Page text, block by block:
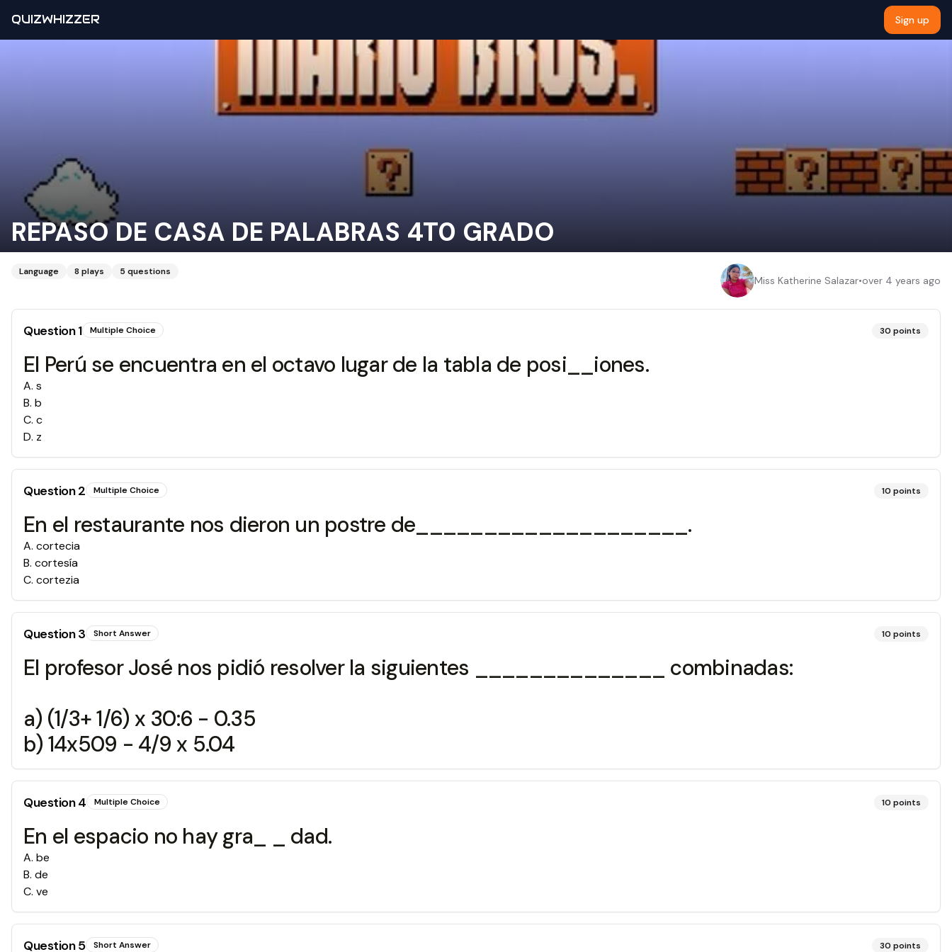
QUIZWHIZZER Sign up
REPASO DE CASA DE PALABRAS 4T0 GRADO
Language 8 plays 5 questions
Miss Katherine Salazar•over 4 years ago
Question1 Multiple Choice 30 points
El Perú se encuentra en el octavo lugar de la tabla de posi__iones.
A. s
B. b
C. c
D. z
Question2 Multiple Choice 10 points
En el restaurante nos dieron un postre de____________________.
A. cortecia
B. cortesía
C. cortezia
Question3 Short Answer 10 points
El profesor José nos pidió resolver la siguientes ______________ combinadas:
a) (1/3+ 1/6) x 30:6 - 0.35
b) 14x509 - 4/9 x 5.04
Question4 Multiple Choice 10 points
En el espacio no hay gra_ _ dad.
A. be
B. de
C. ve
Question5 Short Answer 30 points